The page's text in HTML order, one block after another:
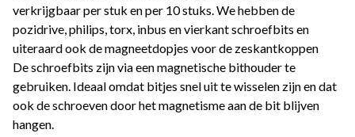
verkrijgbaar per stuk en per 10 stuks. We hebben de
pozidrive, philips, torx, inbus en vierkant schroefbits en
uiteraard ook de magneetdopjes voor de zeskantkoppen
De schroefbits zijn via een magnetische bithouder te
gebruiken. Ideaal omdat bitjes snel uit te wisselen zijn en dat
ook de schroeven door het magnetisme aan de bit blijven
hangen.